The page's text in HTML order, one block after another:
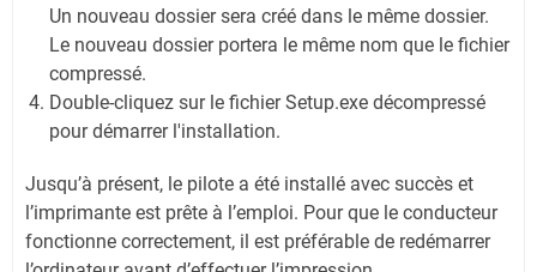
Un nouveau dossier sera créé dans le même dossier.
Le nouveau dossier portera le même nom que le fichier
compressé.
Double-cliquez sur le fichier Setup.exe décompressé
pour démarrer l'installation.
Jusqu’à présent, le pilote a été installé avec succès et
l’imprimante est prête à l’emploi. Pour que le conducteur
fonctionne correctement, il est préférable de redémarrer